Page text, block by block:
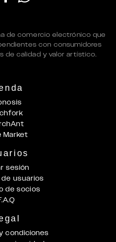
de comercio electrónico que
con consumidores
de calidad y valor artístico.
Market
sesión
usuarios
de socios
condiciones